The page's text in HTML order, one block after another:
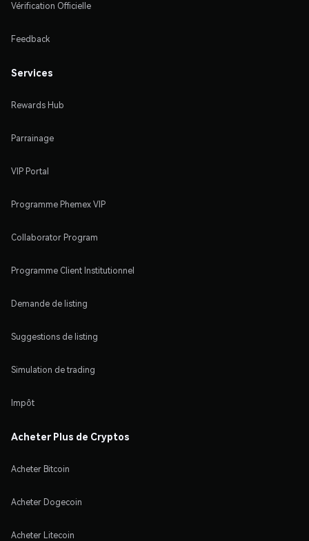
Vérification Officielle
Feedback
Services
Rewards Hub
Parrainage
VIP Portal
Programme Phemex VIP
Collaborator Program
Programme Client Institutionnel
Demande de listing
Suggestions de listing
Simulation de trading
Impôt
Acheter Plus de Cryptos
Acheter Bitcoin
Acheter Dogecoin
Acheter Litecoin